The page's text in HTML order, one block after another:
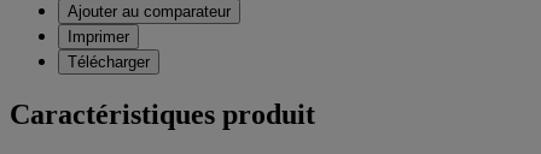
Ajouter au comparateur
Imprimer
Télécharger
Caractéristiques produit